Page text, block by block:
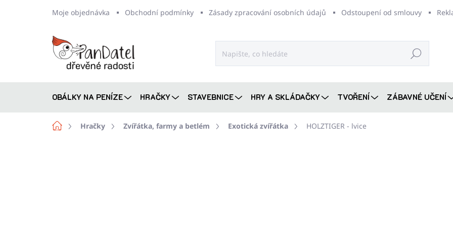
Moje objednávka Obchodní podmínky Zásady zpracování osobních údajů Odstoupení od smlouvy
Hledat
OBÁLKY NA PENÍZE HRAČKY STAVEBNICE HRY A SKLÁDAČKY TVOŘENÍ ZÁBAVNÉ UČENÍ
DomůHračky Zvířátka, farmy a betlém Exotická zvířátka HOLZTIGER - lvice